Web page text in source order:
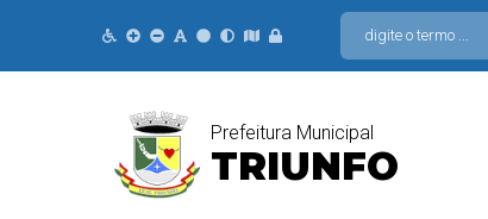
Prefeitura Municipal
TRIUNFO